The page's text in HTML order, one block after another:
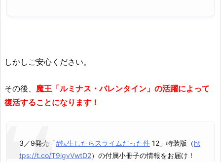
しかしご安心ください。
その後、 魔王「ルミナス・バレンタイン」の活躍によって
復活することになります！
3／9発売「#転生したらスライムだった件 12」特装版（ht
tps://t.co/T9igvVwtD2）の付属小冊子の情報をお届け！